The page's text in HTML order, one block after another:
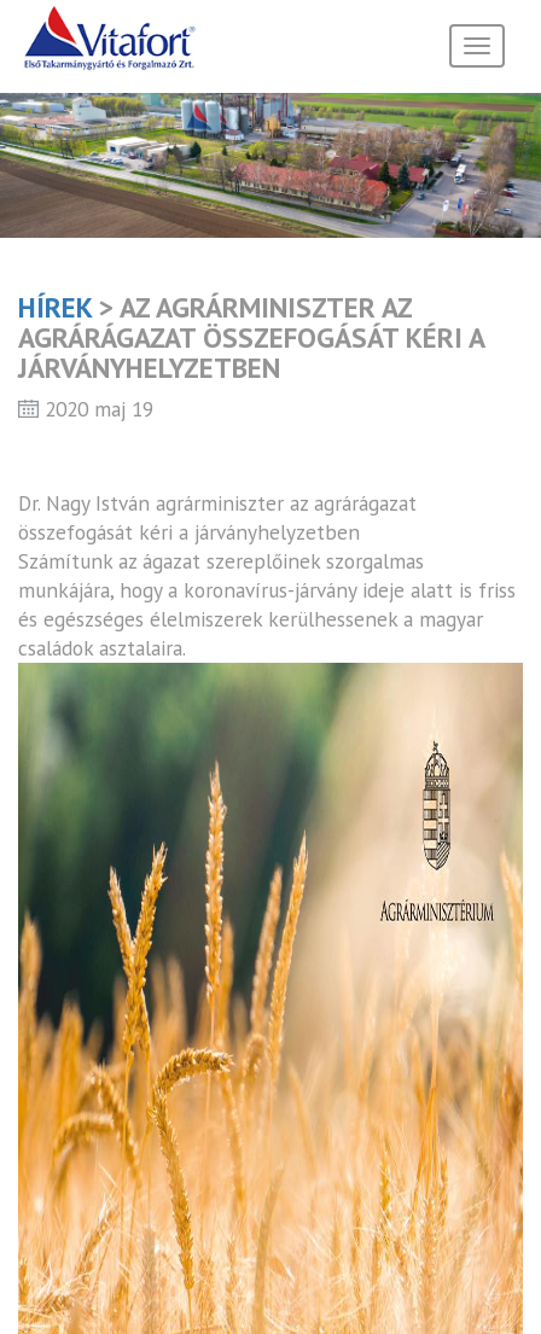
Toggle
HÍREK> AZ AGRÁRMINISZTER AZ
AGRÁRÁGAZAT ÖSSZEFOGÁSÁT KÉRI A
JÁRVÁNYHELYZETBEN
2020 maj 19
Dr. Nagy István agrárminiszter az agrárágazat
összefogását kéri a járványhelyzetben
Számítunk az ágazat szereplőinek szorgalmas
munkájára, hogy a koronavírus-járvány ideje alatt is friss
és egészséges élelmiszerek kerülhessenek a magyar
családok asztalaira.